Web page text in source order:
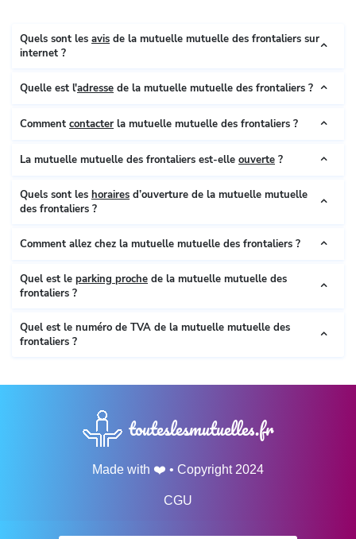
Quels sont les avis de la mutuelle mutuelle des frontaliers sur
internet ?
Quelle est l'adresse de la mutuelle mutuelle des frontaliers ?
Comment contacter la mutuelle mutuelle des frontaliers ?
La mutuelle mutuelle des frontaliers est-elle ouverte ?
Quels sont les horaires d’ouverture de la mutuelle mutuelle
des frontaliers ?
Comment allez chez la mutuelle mutuelle des frontaliers ?
Quel est le parking proche de la mutuelle mutuelle des
frontaliers ?
Quel est le numéro de TVA de la mutuelle mutuelle des
frontaliers ?
touteslesmutuelles.fr
Made with ❤️ • Copyright 2024
CGU